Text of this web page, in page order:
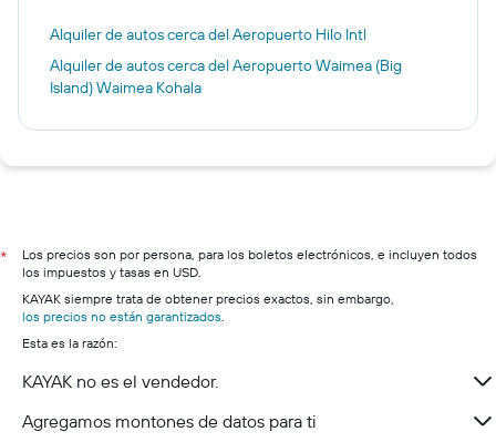
Alquiler de autos cerca del Aeropuerto Hilo Intl
Alquiler de autos cerca del Aeropuerto Waimea (Big
Island) Waimea Kohala
*
Los precios son por persona, para los boletos electrónicos, e incluyen todos
los impuestos y tasas en USD.
KAYAK siempre trata de obtener precios exactos, sin embargo,
los precios no están garantizados
Esta es la razón:
KAYAK no es el vendedor.
Agregamos montones de datos para ti